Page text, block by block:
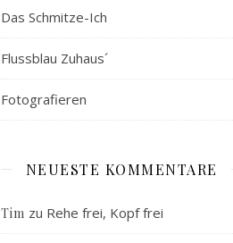
Das Schmitze-Ich
Flussblau Zuhaus´
Fotografieren
NEUESTE KOMMENTARE
Tim zu Rehe frei, Kopf frei